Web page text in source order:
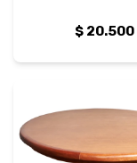
$ 20.500